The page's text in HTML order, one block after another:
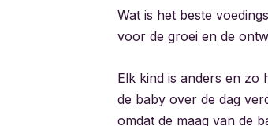
Wat is het beste
voor de groei en de
Elk kind is anders en zo
de baby over de dag
omdat de maag van de